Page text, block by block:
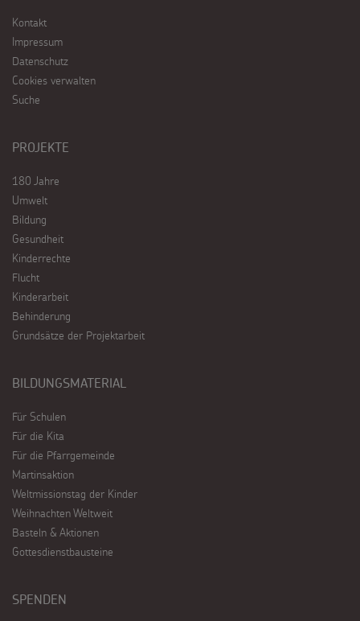
Kontakt
Impressum
Datenschutz
Cookies verwalten
Suche
PROJEKTE
180 Jahre
Umwelt
Bildung
Gesundheit
Kinderrechte
Flucht
Kinderarbeit
Behinderung
Grundsätze der Projektarbeit
BILDUNGSMATERIAL
Für Schulen
Für die Kita
Für die Pfarrgemeinde
Martinsaktion
Weltmissionstag der Kinder
Weihnachten Weltweit
Basteln & Aktionen
Gottesdienstbausteine
SPENDEN